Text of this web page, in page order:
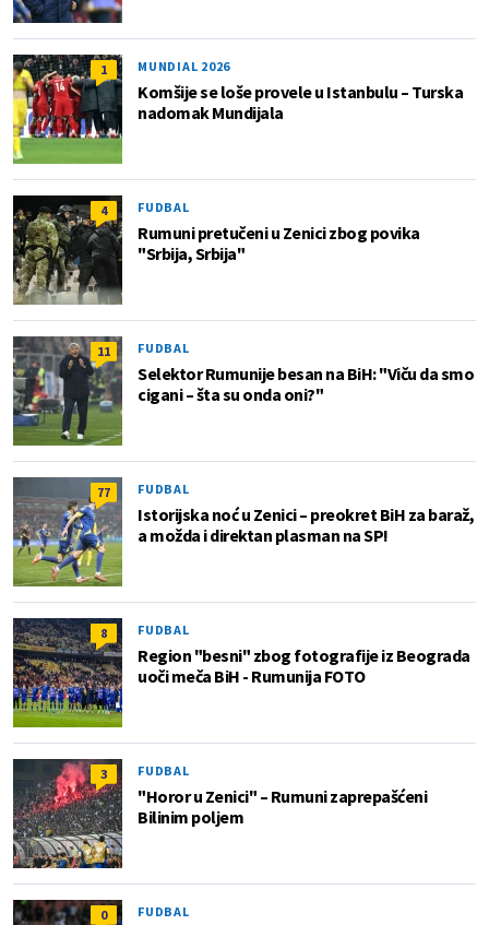
1 MUNDIAL 2026
Komšije se loše provele u Istanbulu – Turska
nadomak Mundijala
4 FUDBAL
Rumuni pretučeni u Zenici zbog povika
"Srbija, Srbija"
11 FUDBAL
Selektor Rumunije besan na BiH: "Viču da smo
cigani – šta su onda oni?"
77 FUDBAL
Istorijska noć u Zenici – preokret BiH za baraž,
a možda i direktan plasman na SP!
8 FUDBAL
Region "besni" zbog fotografije iz Beograda
uoči meča BiH - Rumunija FOTO
3 FUDBAL
"Horor u Zenici" – Rumuni zaprepašćeni
Bilinim poljem
0 FUDBAL